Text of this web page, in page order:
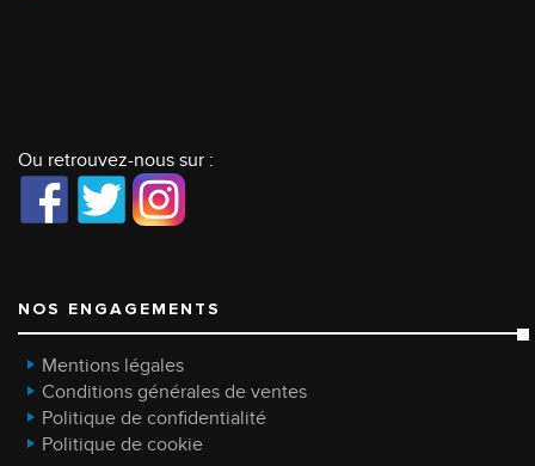
Ou retrouvez-nous sur :
NOS ENGAGEMENTS
Mentions légales
Conditions générales de ventes
Politique de confidentialité
Politique de cookie